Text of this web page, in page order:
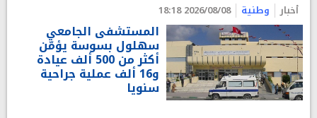
أخبار وطنية 2026/08/08 18:18
المستشفى الجامعي
سهلول بسوسة يؤمّن
أكثر من 500 ألف عيادة
و16 ألف عملية جراحية
سنويا